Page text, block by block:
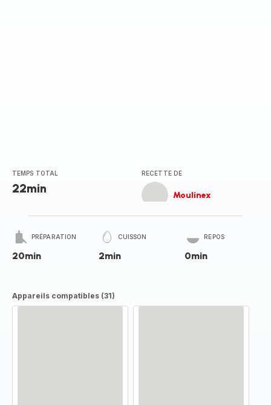
TEMPS TOTAL
22min
RECETTE DE
Moulinex
PRÉPARATION
20min
CUISSON
2min
REPOS
0min
Appareils compatibles (31)